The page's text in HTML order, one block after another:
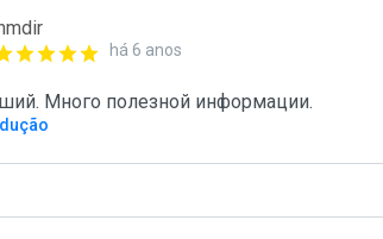
há 6 anos
Много полезной информации.